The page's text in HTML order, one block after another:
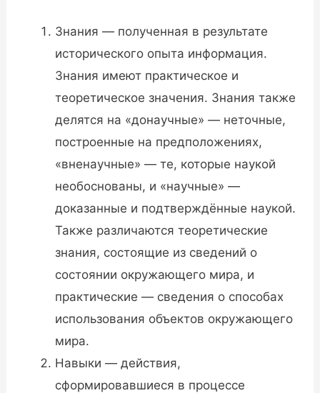
Знания — полученная в результате
исторического опыта информация.
Знания имеют практическое и
теоретическое значения. Знания также
делятся на «донаучные» — неточные,
построенные на предположениях,
«вненаучные» — те, которые наукой
необоснованы, и «научные» —
доказанные и подтверждённые наукой.
Также различаются теоретические
знания, состоящие из сведений о
состоянии окружающего мира, и
практические — сведения о способах
использования объектов окружающего
мира.
Навыки — действия,
сформировавшиеся в процессе